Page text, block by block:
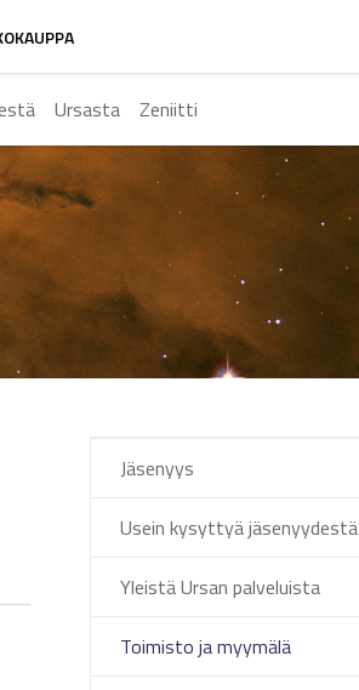
Ursasta Zeniitti
Jäsenyys
Usein kysyttyä jäsenyydestä
Yleistä Ursan palveluista
Toimisto ja myymälä